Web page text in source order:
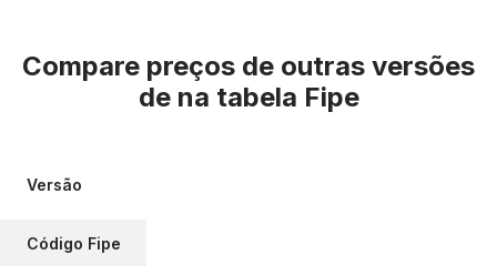
Compare preços de outras versões
de na tabela Fipe
Versão
Código Fipe